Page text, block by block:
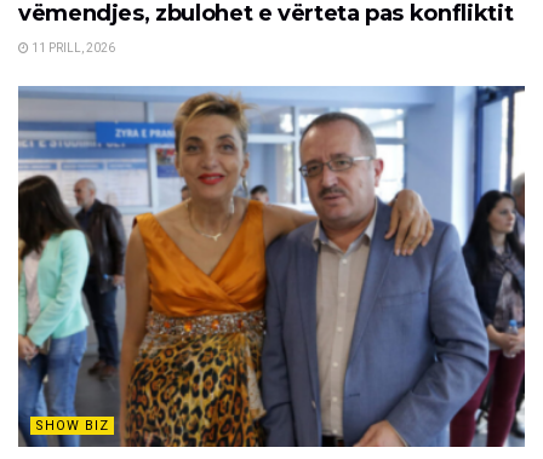
vëmendjes, zbulohet e vërteta pas konfliktit
11 PRILL, 2026
SHOW BIZ